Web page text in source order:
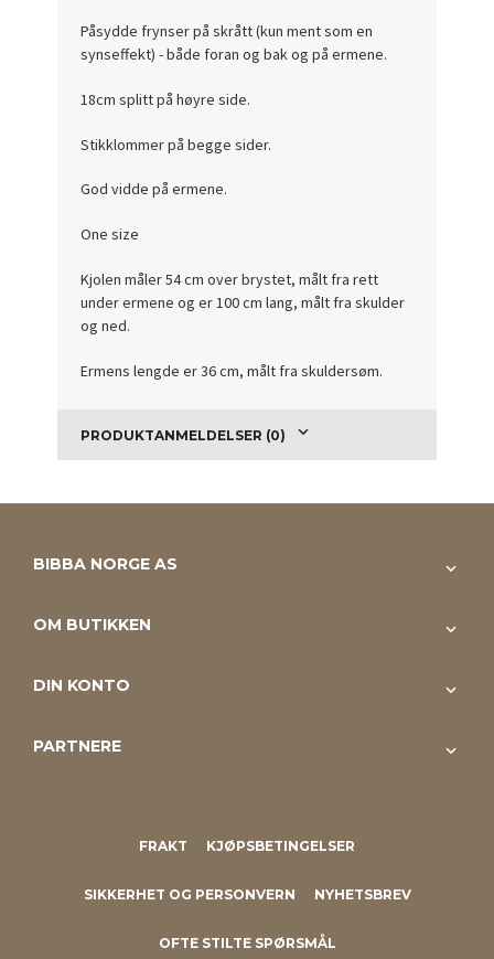
Påsydde frynser på skrått (kun ment som en
synseffekt) - både foran og bak og på ermene.
18cm splitt på høyre side.
Stikklommer på begge sider.
God vidde på ermene.
One size
Kjolen måler 54 cm over brystet, målt fra rett
under ermene og er 100 cm lang, målt fra skulder
og ned.
Ermens lengde er 36 cm, målt fra skuldersøm.
PRODUKTANMELDELSER (0)
BIBBA NORGE AS
OM BUTIKKEN
DIN KONTO
PARTNERE
FRAKT KJØPSBETINGELSER
SIKKERHET OG PERSONVERN NYHETSBREV
OFTE STILTE SPØRSMÅL